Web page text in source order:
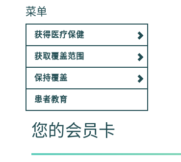
菜单
获得医疗保健
获取覆盖范围
保持覆盖
患者教育
您的会员卡